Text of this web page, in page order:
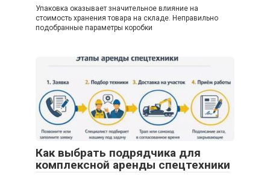
Упаковка оказывает значительное влияние на
стоимость хранения товара на складе. Неправильно
подобранные параметры коробки
Как выбрать подрядчика для
комплексной аренды спецтехники